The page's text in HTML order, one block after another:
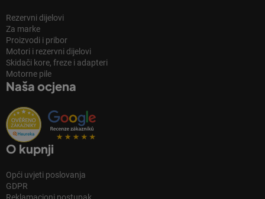
Rezervni dijelovi
Za marke
Proizvodi i pribor
Motori i rezervni dijelovi
Skidači kore, freze i adapteri
Motorne pile
Naša ocjena
O kupnji
Opći uvjeti poslovanja
GDPR